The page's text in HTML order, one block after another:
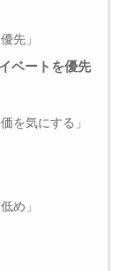
先」
ベートを優先
を気にする」
め」